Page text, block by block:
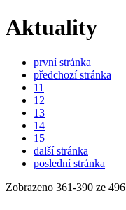
Aktuality
první stránka
předchozí stránka
11
12
13
14
15
další stránka
poslední stránka
Zobrazeno 361-390 ze 496